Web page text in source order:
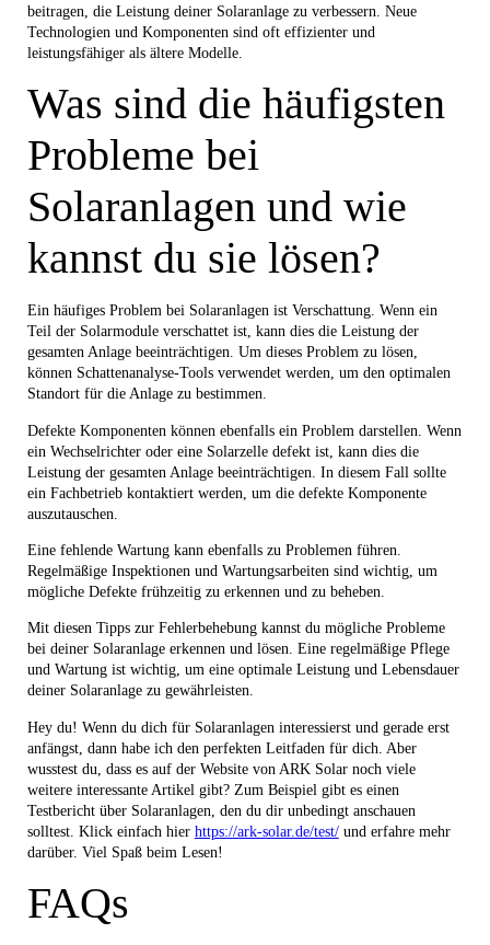
beitragen, die Leistung deiner Solaranlage zu verbessern. Neue
Technologien und Komponenten sind oft effizienter und
leistungsfähiger als ältere Modelle.
Was sind die häufigsten
Probleme bei
Solaranlagen und wie
kannst du sie lösen?
Ein häufiges Problem bei Solaranlagen ist Verschattung. Wenn ein
Teil der Solarmodule verschattet ist, kann dies die Leistung der
gesamten Anlage beeinträchtigen. Um dieses Problem zu lösen,
können Schattenanalyse-Tools verwendet werden, um den optimalen
Standort für die Anlage zu bestimmen.
Defekte Komponenten können ebenfalls ein Problem darstellen. Wenn
ein Wechselrichter oder eine Solarzelle defekt ist, kann dies die
Leistung der gesamten Anlage beeinträchtigen. In diesem Fall sollte
ein Fachbetrieb kontaktiert werden, um die defekte Komponente
auszutauschen.
Eine fehlende Wartung kann ebenfalls zu Problemen führen.
Regelmäßige Inspektionen und Wartungsarbeiten sind wichtig, um
mögliche Defekte frühzeitig zu erkennen und zu beheben.
Mit diesen Tipps zur Fehlerbehebung kannst du mögliche Probleme
bei deiner Solaranlage erkennen und lösen. Eine regelmäßige Pflege
und Wartung ist wichtig, um eine optimale Leistung und Lebensdauer
deiner Solaranlage zu gewährleisten.
Hey du! Wenn du dich für Solaranlagen interessierst und gerade erst
anfängst, dann habe ich den perfekten Leitfaden für dich. Aber
wusstest du, dass es auf der Website von ARK Solar noch viele
weitere interessante Artikel gibt? Zum Beispiel gibt es einen
Testbericht über Solaranlagen, den du dir unbedingt anschauen
solltest. Klick einfach hier https://ark-solar.de/test/und erfahre mehr
darüber. Viel Spaß beim Lesen!
FAQs